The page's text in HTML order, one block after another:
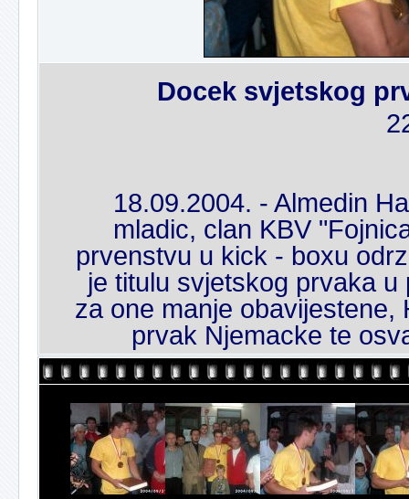
Docek svjetskog
18.09.2004. - Almedin
mladic, clan KBV
prvenstvu u kick - boxu
je titulu svjetskog prvaka
za one manje
prvak Njemacke te